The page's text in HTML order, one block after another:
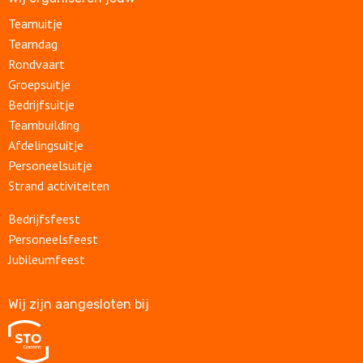
Teamuitje
Teamdag
Rondvaart
Groepsuitje
Bedrijfsuitje
Teambuilding
Afdelingsuitje
Personeelsuitje
Strand activiteiten
Bedrijfsfeest
Personeelsfeest
Jubileumfeest
Wij zijn aangesloten bij